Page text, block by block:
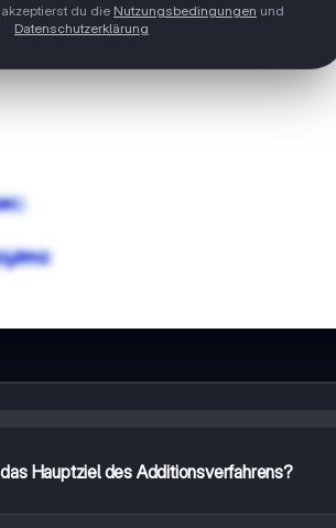
du die Nutzungsbedingungen und
Datenschutzerklärung
Hauptziel des Additionsverfahrens?